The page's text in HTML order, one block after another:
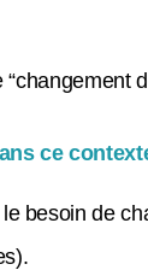
ce
besoin de